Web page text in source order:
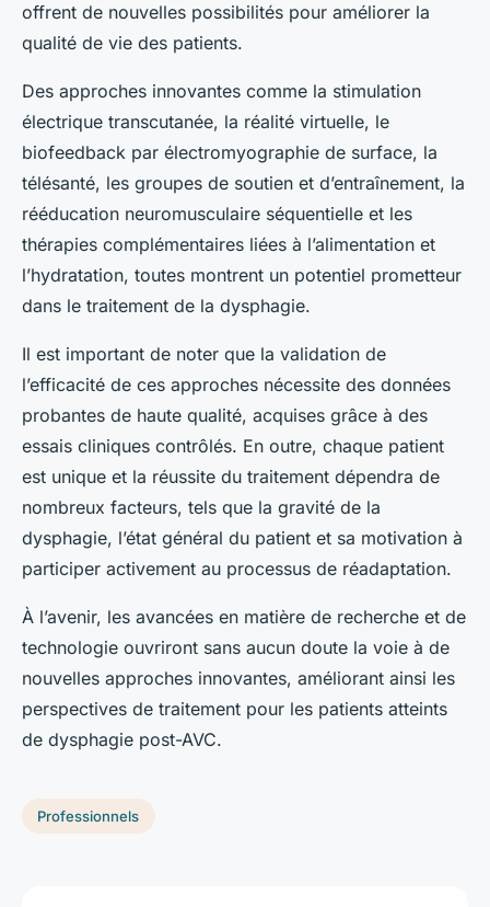
offrent de nouvelles possibilités pour améliorer la
qualité de vie des patients.
Des approches innovantes comme la stimulation
électrique transcutanée, la réalité virtuelle, le
biofeedback par électromyographie de surface, la
télésanté, les groupes de soutien et d’entraînement, la
rééducation neuromusculaire séquentielle et les
thérapies complémentaires liées à l’alimentation et
l’hydratation, toutes montrent un potentiel prometteur
dans le traitement de la dysphagie.
Il est important de noter que la validation de
l’efficacité de ces approches nécessite des données
probantes de haute qualité, acquises grâce à des
essais cliniques contrôlés. En outre, chaque patient
est unique et la réussite du traitement dépendra de
nombreux facteurs, tels que la gravité de la
dysphagie, l’état général du patient et sa motivation à
participer activement au processus de réadaptation.
À l’avenir, les avancées en matière de recherche et de
technologie ouvriront sans aucun doute la voie à de
nouvelles approches innovantes, améliorant ainsi les
perspectives de traitement pour les patients atteints
de dysphagie post-AVC.
Professionnels